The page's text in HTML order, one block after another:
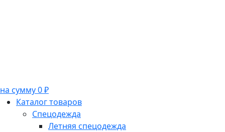
на сумму 0 ₽
Каталог товаров
Спецодежда
Летняя спецодежда